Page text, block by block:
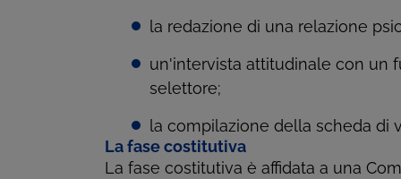
la redazione di una relazione
un'intervista attitudinale con un
selettore;
la compilazione della scheda di
La fase costitutiva
La fase costitutiva è affidata a una